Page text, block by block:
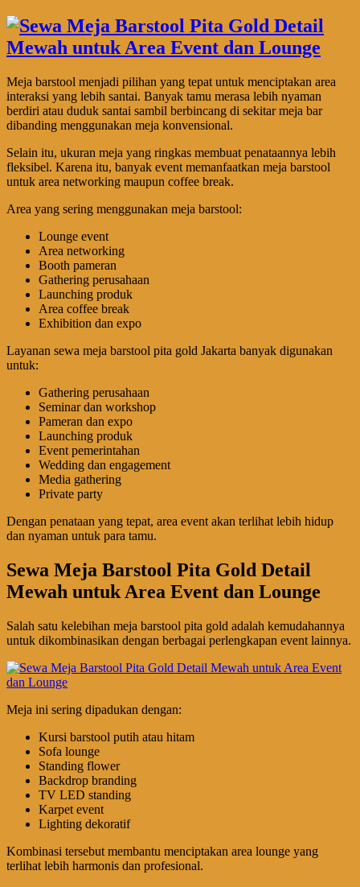
Meja barstool menjadi pilihan yang tepat untuk menciptakan area
interaksi yang lebih santai. Banyak tamu merasa lebih nyaman
berdiri atau duduk santai sambil berbincang di sekitar meja bar
dibanding menggunakan meja konvensional.
Selain itu, ukuran meja yang ringkas membuat penataannya lebih
fleksibel. Karena itu, banyak event memanfaatkan meja barstool
untuk area networking maupun coffee break.
Area yang sering menggunakan meja barstool:
Lounge event
Area networking
Booth pameran
Gathering perusahaan
Launching produk
Area coffee break
Exhibition dan expo
Layanan sewa meja barstool pita gold Jakarta banyak digunakan
untuk:
Gathering perusahaan
Seminar dan workshop
Pameran dan expo
Launching produk
Event pemerintahan
Wedding dan engagement
Media gathering
Private party
Dengan penataan yang tepat, area event akan terlihat lebih hidup
dan nyaman untuk para tamu.
Sewa Meja Barstool Pita Gold Detail
Mewah untuk Area Event dan Lounge
Salah satu kelebihan meja barstool pita gold adalah kemudahannya
untuk dikombinasikan dengan berbagai perlengkapan event lainnya.
Meja ini sering dipadukan dengan:
Kursi barstool putih atau hitam
Sofa lounge
Standing flower
Backdrop branding
TV LED standing
Karpet event
Lighting dekoratif
Kombinasi tersebut membantu menciptakan area lounge yang
terlihat lebih harmonis dan profesional.